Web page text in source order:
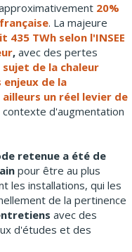
20%
. La majeure
435 TWh selon l'INSEE
, avec des pertes
sujet de la chaleur
enjeux de la
un réel levier de
contexte d'augmentation
retenue a été de
pour être au plus
les installations, qui les
de la pertinence
avec des
d'études et des